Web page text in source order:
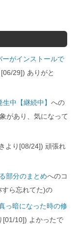
ーがインストールで
29]) ありがと
生中【継続中】への
があり、気になって
より[08/24]) 頑張れ
部分のまとめへのコ
ら忘れてた)の
っ暗になった時の修
[01/10]) よかったで